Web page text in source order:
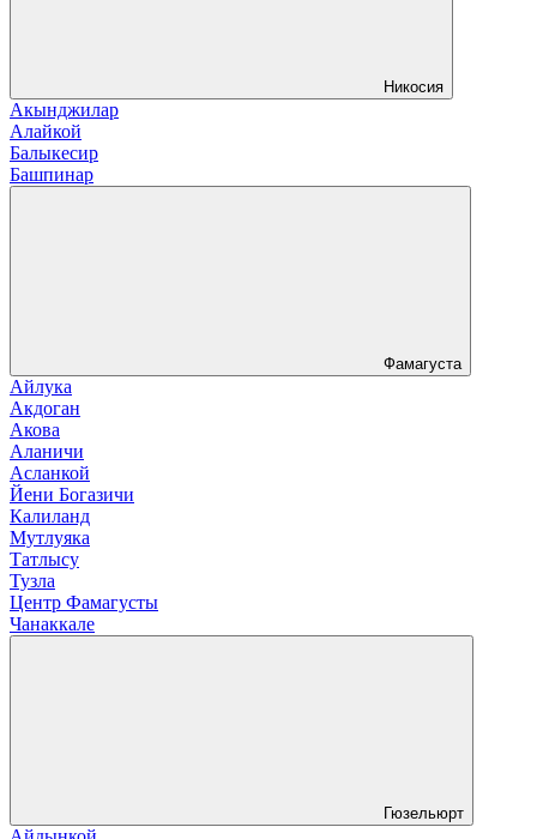
Никосия
Акынджилар
Алайкой
Балыкесир
Башпинар
Фамагуста
Айлука
Акдоган
Акова
Аланичи
Асланкой
Йени Богазичи
Калиланд
Мутлуяка
Татлысу
Тузла
Центр Фамагусты
Чанаккале
Гюзельюрт